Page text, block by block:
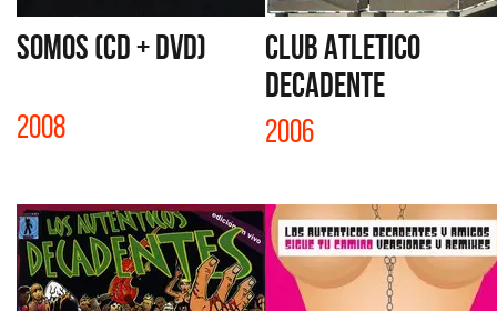
SOMOS (CD + DVD)
2008
CLUB ATLETICO
DECADENTE
2006